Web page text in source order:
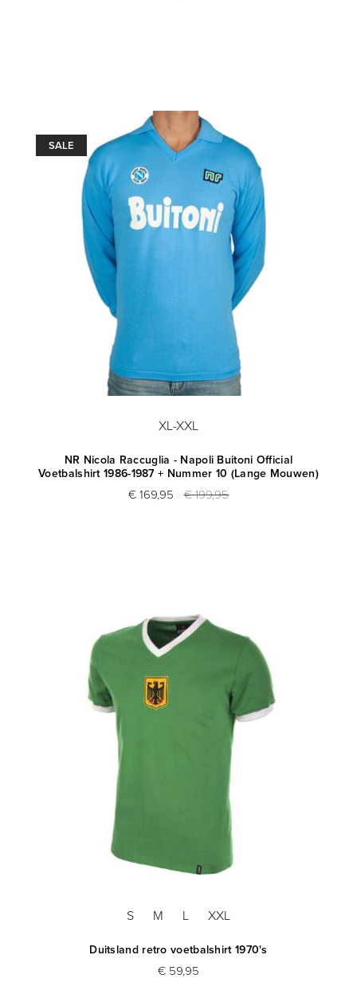
SALE
XL-XXL
NR Nicola Raccuglia - Napoli Buitoni Official
Voetbalshirt 1986-1987 + Nummer 10 (Lange Mouwen)
€ 169,95 € 199,95
S M L XXL
Duitsland retro voetbalshirt 1970's
€ 59,95